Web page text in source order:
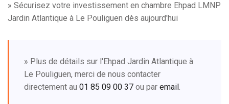
» Sécurisez votre investissement en chambre Ehpad LMNP
Jardin Atlantique à Le Pouliguen dès aujourd'hui
» Plus de détails sur l'Ehpad Jardin Atlantique à
Le Pouliguen, merci de nous contacter
directement au 01 85 09 00 37 ou par email.